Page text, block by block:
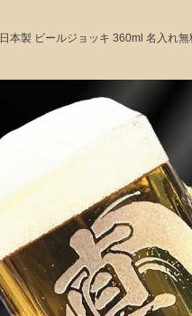
日本製 ビールジョッキ 360ml 名入れ